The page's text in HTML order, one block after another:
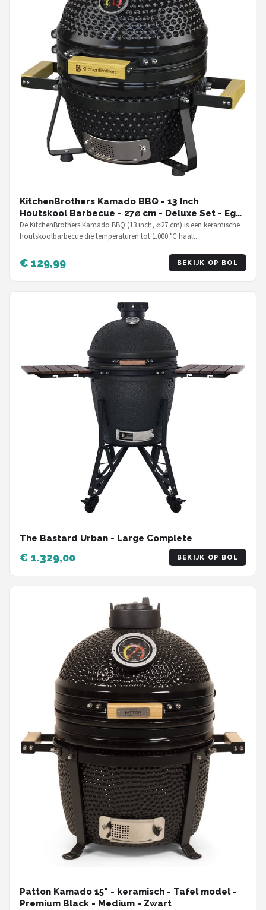
KitchenBrothers Kamado BBQ - 13 Inch
Houtskool Barbecue - 27⌀ cm - Deluxe Set - Egg
BBQ met Accessoires - Zwart
De KitchenBrothers Kamado BBQ (13 inch, ⌀27 cm) is een keramische
houtskoolbarbecue die temperaturen tot 1.000 °C haalt…
€ 129,99 BEKIJK OP BOL
The Bastard Urban - Large Complete
€ 1.329,00 BEKIJK OP BOL
Patton Kamado 15" - keramisch - Tafel model -
Premium Black - Medium - Zwart